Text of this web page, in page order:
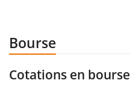
Bourse
Cotations en bourse